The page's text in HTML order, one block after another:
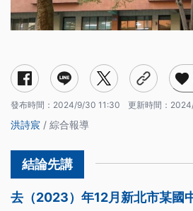
發布時間： 2024/9/30 11:30 更新時間：
洪詩宸 / 綜合報導
去（2023）年12月新北市某國